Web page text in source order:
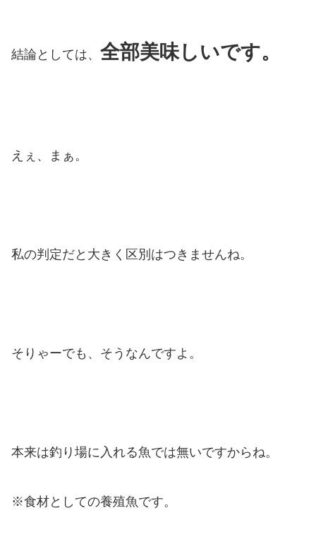
結論としては、 全部美味しいです。
えぇ、まぁ。
私の判定だと大きく区別はつきませんね。
そりゃーでも、そうなんですよ。
本来は釣り場に入れる魚では無いですからね。
※食材としての養殖魚です。